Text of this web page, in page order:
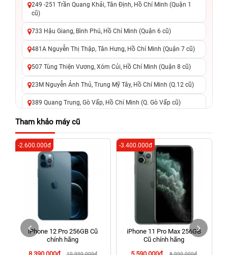
249 -251 Trần Quang Khải, Tân Định, Hồ Chí Minh (Quận 1
cũ)
733 Hậu Giang, Bình Phú, Hồ Chí Minh (Quận 6 cũ)
481A Nguyễn Thị Thập, Tân Hưng, Hồ Chí Minh (Quận 7 cũ)
507 Tùng Thiện Vương, Xóm Củi, Hồ Chí Minh (Quận 8 cũ)
23M Nguyễn Ảnh Thủ, Trung Mỹ Tây, Hồ Chí Minh (Q.12 cũ)
389 Quang Trung, Gò Vấp, Hồ Chí Minh (Q. Gò Vấp cũ)
625 - 625A Âu Cơ, Tân Phú, Hồ Chí Minh (Quận Tân Phú cũ)
326 Lê Văn Việt, Tăng Nhơn Phú, Hồ Chí Minh (Q.9 TP. Thủ
Đức cũ)
256 Võ Văn Ngân, Thủ Đức, Hồ Chí Minh (Bình Thọ, TP. Thủ
70 Nguyễn An Ninh, Dĩ An, Hồ Chí Minh (Bình Dương Cũ)
24h Vũng Tàu: 162A Ba Cu, Vũng Tàu, Hồ Chí Minh (TP. Vũng
Tàu cũ)
198 Hoàng Văn Thụ, Tân Sơn Nhất, Hồ Chí Minh (Tân Bình
Tham khảo máy cũ
iPhone 12 Pro 256GB Cũ
chính hãng
10.990.000đ
-2.600.000đ
iPhone 11 Pro Max 256GB
Cũ chính hãng
8.990.000đ
-3.400.000đ